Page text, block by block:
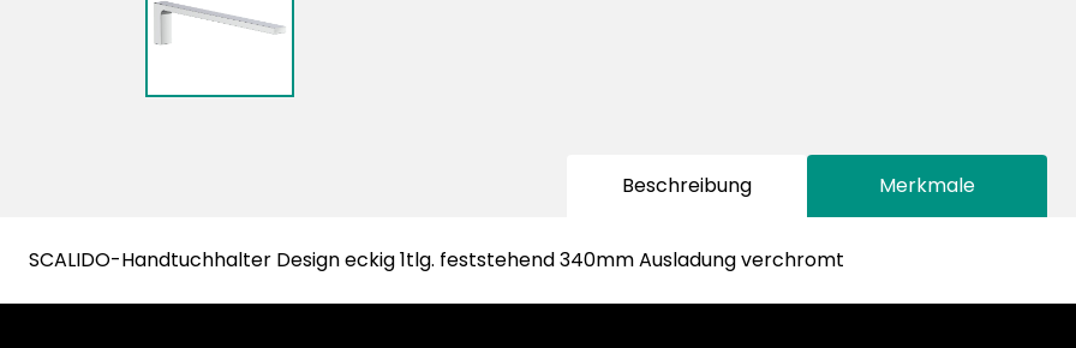
Beschreibung Merkmale
SCALIDO-Handtuchhalter Design eckig 1tlg. feststehend 340mm Ausladung verchromt